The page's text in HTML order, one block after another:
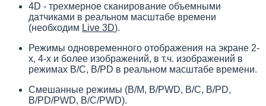
4D - трехмерное сканирование объемными
датчиками в реальном масштабе времени
(необходим Live 3D).
Режимы одновременного отображения на экране 2-
х, 4-х и более изображений, в т.ч. изображений в
режимах B/C, B/PD в реальном масштабе времени.
Cмешанные режимы (B/M, B/PWD, B/C, B/PD,
B/PD/PWD, B/C/PWD).